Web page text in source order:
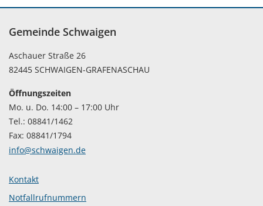
Gemeinde Schwaigen
Aschauer Straße 26
82445 SCHWAIGEN-GRAFENASCHAU
Öffnungszeiten
Mo. u. Do. 14:00 – 17:00 Uhr
Tel.: 08841/1462
Fax: 08841/1794
info@schwaigen.de
Kontakt
Notfallrufnummern